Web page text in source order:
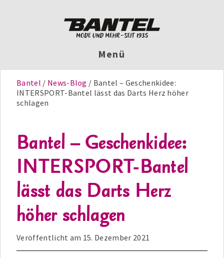
Menü
Bantel News-Blog
Bantel – Geschenkidee:
INTERSPORT-Bantel lässt das Darts Herz höher
schlagen
Bantel – Geschenkidee:
INTERSPORT-Bantel
lässt das Darts Herz
höher schlagen
Veröffentlicht am 15. Dezember 2021